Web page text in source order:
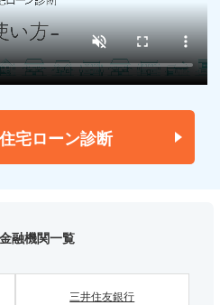
宅ローン診断
融機関一覧
三井住友銀行